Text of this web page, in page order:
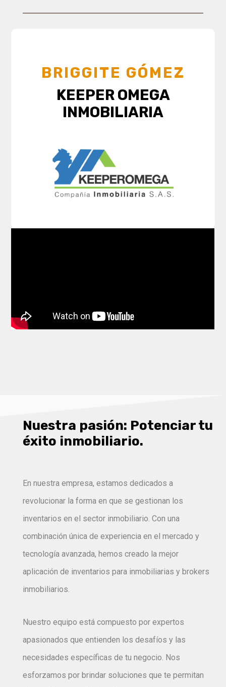
BRIGGITE GÓMEZ
KEEPER OMEGA
INMOBILIARIA
Nuestra pasión: Potenciar tu
éxito inmobiliario.
En nuestra empresa, estamos dedicados a
revolucionar la forma en que se gestionan los
inventarios en el sector inmobiliario. Con una
combinación única de experiencia en el mercado y
tecnología avanzada, hemos creado la mejor
aplicación de inventarios para inmobiliarias y brokers
inmobiliarios.
Nuestro equipo está compuesto por expertos
apasionados que entienden los desafíos y las
necesidades específicas de tu negocio. Nos
esforzamos por brindar soluciones que te permitan